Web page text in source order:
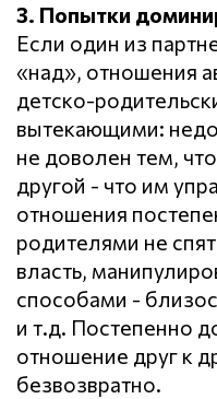
3. Попытки
Если один из
«над», отношения
детско-
вытекающими:
не доволен тем,
другой - что им
отношения
родителями не
власть,
способами -
и т.д. Постепенно
отношение друг к
безвозвратно.